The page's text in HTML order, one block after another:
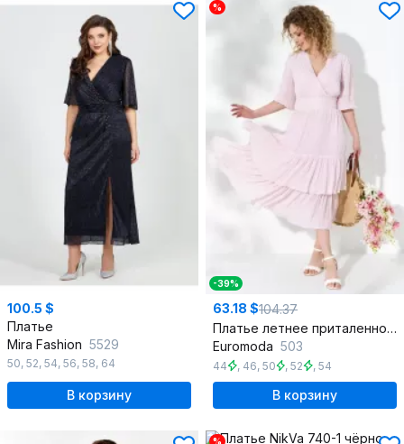
100.5 $
Платье
Mira Fashion 5529
50, 52, 54, 56, 58, 64
В корзину
%
-39%
63.18 $104.37
Платье летнее приталенное с лифом на запах и воланами
Euromoda 503
44 , 46, 50 , 52 , 54
В корзину
%